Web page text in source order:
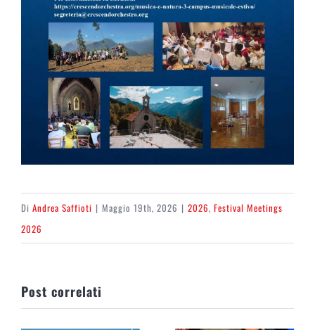
Di Andrea Saffioti | Maggio 19th, 2026 | 2026, Festival Meetings
2026
Post correlati